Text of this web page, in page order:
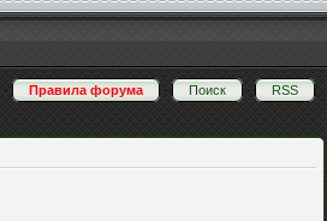
· Правила форума · Поиск · RSS